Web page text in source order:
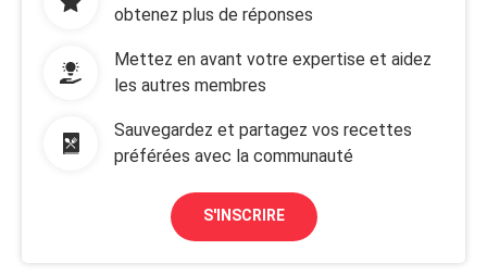
obtenez plus de réponses
Mettez en avant votre expertise et aidez
les autres membres
Sauvegardez et partagez vos recettes
préférées avec la communauté
S'INSCRIRE